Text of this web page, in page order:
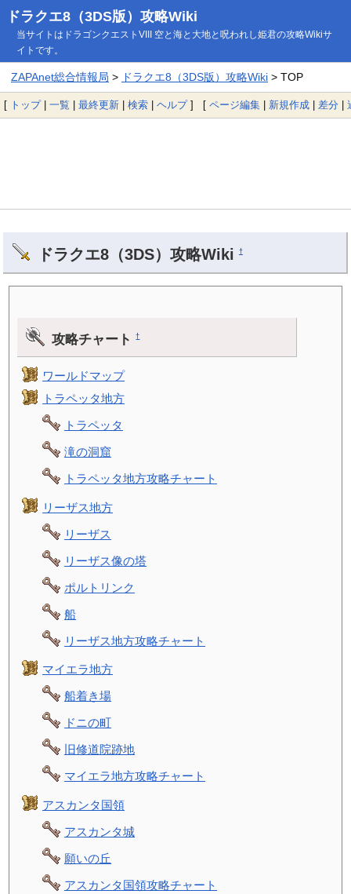
ドラクエ8（3DS版）攻略Wiki
当サイトはドラゴンクエストVIII 空と海と大地と呪われし姫君の攻略Wikiサ
イトです。
ZAPAnet総合情報局 > ドラクエ8（3DS版）攻略Wiki> TOP
[ トップ| 一覧 | 最終更新 | 検索 | ヘルプ] [ ページ編集 | 新規作成 | 差分 |
ドラクエ8（3DS）攻略Wiki †
攻略チャート†
ワールドマップ
トラペッタ地方
トラペッタ
滝の洞窟
トラペッタ地方攻略チャート
リーザス地方
リーザス
リーザス像の塔
ポルトリンク
船
リーザス地方攻略チャート
マイエラ地方
船着き場
ドニの町
旧修道院跡地
マイエラ地方攻略チャート
アスカンタ国領
アスカンタ城
願いの丘
アスカンタ国領攻略チャート